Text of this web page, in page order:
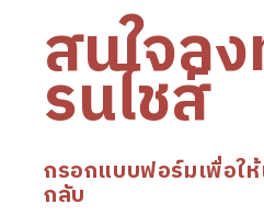
สนใจล
รนไชส์
กรอกแบบฟอร์มเพื่อใ
กลับ